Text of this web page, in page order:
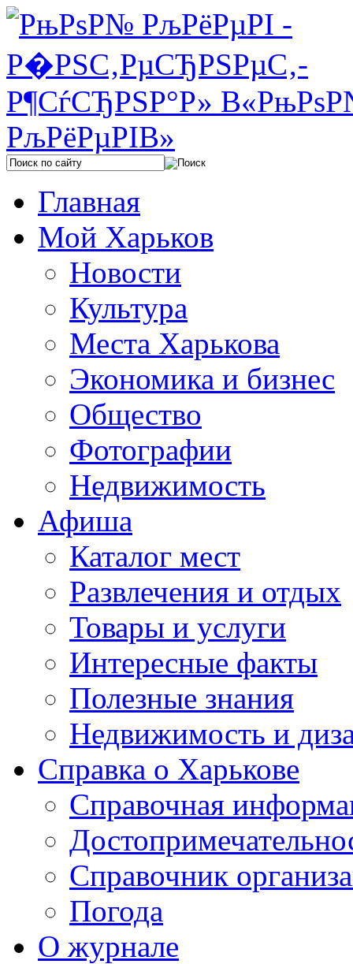
Главная
Мой Харьков
Новости
Культура
Места Харькова
Экономика и бизнес
Общество
Фотографии
Недвижимость
Афиша
Каталог мест
Развлечения и отдых
Товары и услуги
Интересные факты
Полезные знания
Недвижимость и
Справка о Харькове
Справочная
Справочник
Погода
О журнале